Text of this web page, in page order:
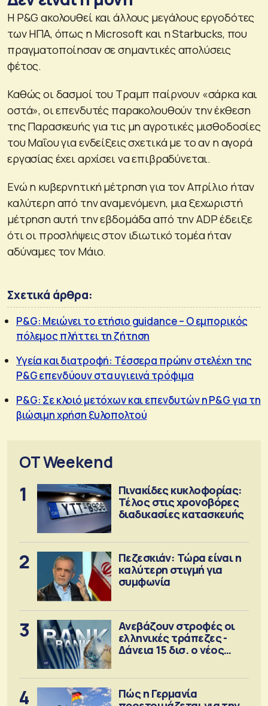
Η P&G ακολουθεί και άλλους μεγάλους εργοδότες
των ΗΠΑ, όπως η Microsoft και η Starbucks, που
πραγματοποίησαν σε σημαντικές απολύσεις
φέτος.
Καθώς οι δασμοί του Τραμπ παίρνουν «σάρκα και
οστά», οι επενδυτές παρακολουθούν την έκθεση
της Παρασκευής για τις μη αγροτικές μισθοδοσίες
του Μαΐου για ενδείξεις σχετικά με το αν η αγορά
εργασίας έχει αρχίσει να επιβραδύνεται.
Ενώ η κυβερνητική μέτρηση για τον Απρίλιο ήταν
καλύτερη από την αναμενόμενη, μια ξεχωριστή
μέτρηση αυτή την εβδομάδα από την ADP έδειξε
ότι οι προσλήψεις στον ιδιωτικό τομέα ήταν
αδύναμες τον Μάιο.
Σχετικά άρθρα:
P&G: Μειώνει το ετήσιο guidance – Ο εμπορικός
πόλεμος πλήττει τη ζήτηση
Υγεία και διατροφή: Τέσσερα πρώην στελέχη της
P&G επενδύουν στα υγιεινά τρόφιμα
P&G: Σε κλοιό μετόχων και επενδυτών η P&G για τη
βιώσιμη χρήση ξυλοπολτού
OT Weekend
1
Πινακίδες κυκλοφορίας:
Τέλος στις χρονοβόρες
διαδικασίες κατασκευής
2
Πεζεσκιάν: Τώρα είναι η
καλύτερη στιγμή για
συμφωνία
3
Ανεβάζουν στροφές οι
ελληνικές τράπεζες -
Δάνεια 15 δισ. ο νέος
4
Πώς η Γερμανία